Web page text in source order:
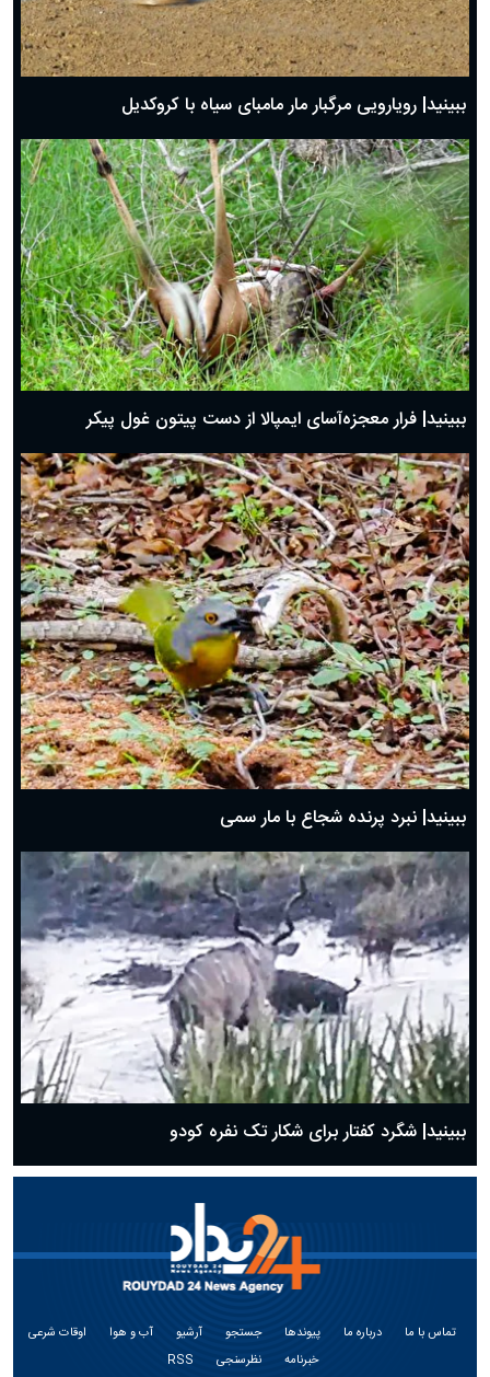
ببینید| رویارویی مرگبار مار مامبای سیاه با کروکدیل
ببینید| فرار معجزه‌آسای ایمپالا از دست پیتون غول پیکر
ببینید| نبرد پرنده شجاع با مار سمی
ببینید| شگرد کفتار برای شکار تک نفره کودو
تماس با ما درباره ما پیوندها جستجو آرشیو آب و هوا
اوقات شرعی
خبرنامه
نظرسنجی RSS